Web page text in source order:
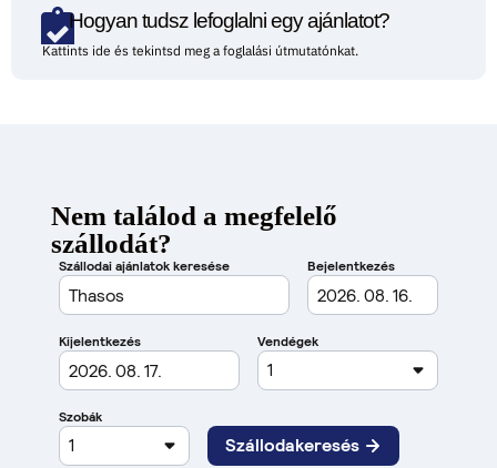
Hogyan tudsz lefoglalni egy ajánlatot?
Kattints ide és tekintsd meg a foglalási útmutatónkat.
Nem találod a megfelelő
szállodát?